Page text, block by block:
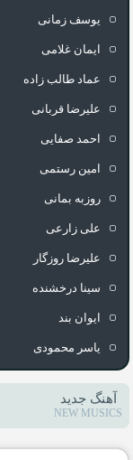
آهنگ جدید
NEW MUSICS
یوسف زمانی
ایمان غلامی
عماد طالب زاده
علیرضا قربانی
احمد صفایی
امین رستمی
روزبه بمانی
علی زارعی
علیرضا روزگار
سینا درخشنده
ایوان بند
یاسر محمودی